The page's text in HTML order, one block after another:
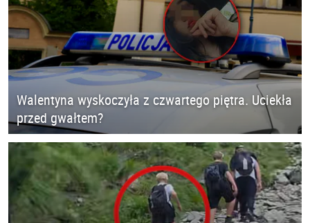
Walentyna wyskoczyła z czwartego piętra. Uciekła
przed gwałtem?